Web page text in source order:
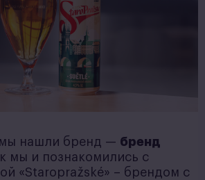
мы нашли бренд — бренд
мы и познакомились с
«Staropražské» – брендом с